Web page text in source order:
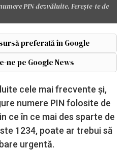
PIN dezvăluite. Ferește-te de
preferată în Google
ne pe Google News
cele mai frecvente și,
numere PIN folosite de
ce în ce mai des sparte de
1234, poate ar trebui să
urgentă.